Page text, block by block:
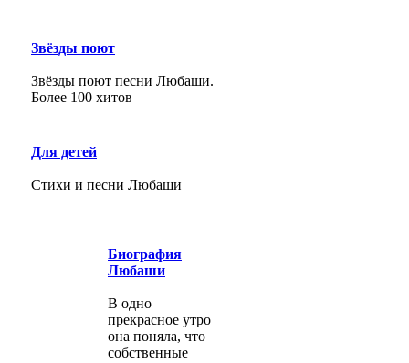
Звёзды поют
Звёзды поют песни Любаши.
Более 100 хитов
Для детей
Стихи и песни Любаши
Биография
Любаши
В одно
прекрасное утро
она поняла, что
собственные